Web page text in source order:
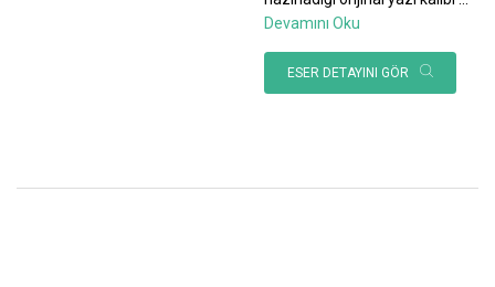
Devamını Oku
ESER DETAYINI GÖR